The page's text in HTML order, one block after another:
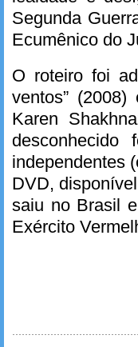
Segunda
Ecumênico do
O roteiro foi
ventos”
Karen
independentes
DVD,
saiu no Brasil
Exército